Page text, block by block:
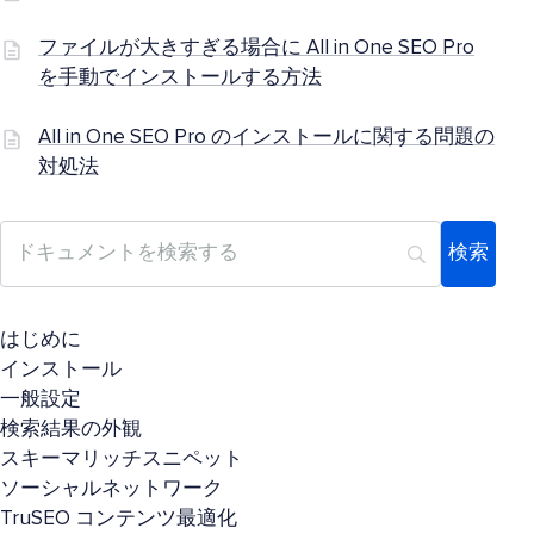
ファイルが大きすぎる場合に All in One SEO Pro
を手動でインストールする方法
All in One SEO Pro のインストールに関する問題の
対処法
はじめに
インストール
一般設定
検索結果の外観
スキーマリッチスニペット
ソーシャルネットワーク
TruSEO コンテンツ最適化